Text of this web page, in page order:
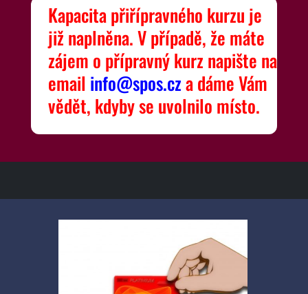
Kapacita přiřípravného kurzu je
již naplněna. V případě, že máte
zájem o přípravný kurz napište na
email info@spos.cza dáme Vám
vědět, kdyby se uvolnilo místo.